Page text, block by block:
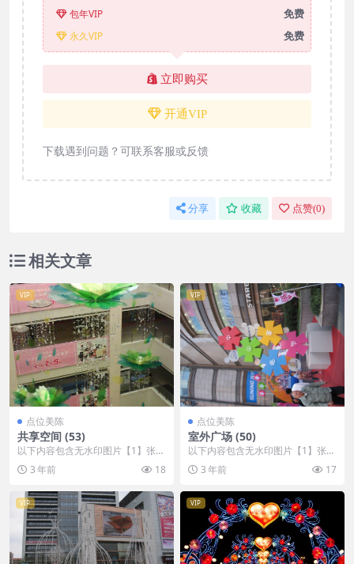
包年VIP 免费
永久VIP 免费
立即购买
开通VIP
下载遇到问题？可联系客服或反馈
分享 收藏 点赞(0)
相关文章
VIP
点位美陈
共享空间 (53)
以下内容包含无水印图片【1】张
，开通会员无障碍浏览 开通VIP会
员 3 年前 18
VIP
点位美陈
室外广场 (50)
以下内容包含无水印图片【1】张
，开通会员无障碍浏览 开通VIP会
员 3 年前 17
VIP VIP